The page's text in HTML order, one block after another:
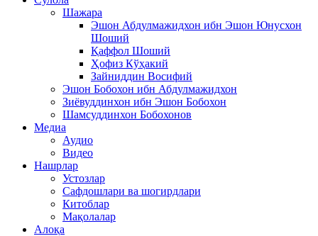
Шажара
Эшон Абдулмажидхон ибн Эшон Юнусхон
Шоший
Қаффол Шоший
Ҳофиз Кўҳакий
Зайниддин Восифий
Эшон Бобохон ибн Абдулмажидхон
Зиёвуддинхон ибн Эшон Бобохон
Шамсуддинхон Бобохонов
Медиа
Аудио
Видео
Нашрлар
Устозлар
Сафдошлари ва шогирдлари
Китоблар
Мақолалар
Алоқа